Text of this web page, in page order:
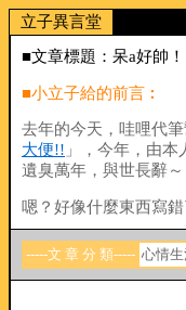
立子異言堂
■文章標題：呆a好帥！
■小立子給的前言︰
去年的今天，哇哩代
大便!! 」，今年，由
遺臭萬年，與世長辭～
嗯？好像什麼東西寫
-----文 章 分 類----- 心情生